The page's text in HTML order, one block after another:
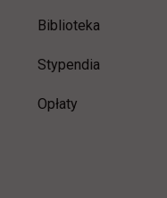
Biblioteka
Stypendia
Opłaty